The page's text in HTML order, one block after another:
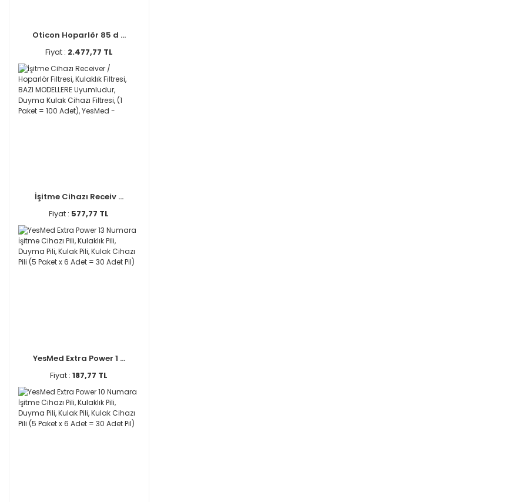
Oticon Hoparlör 85 d ...
Fiyat : 2.477,77 TL
İşitme Cihazı Receiv ...
Fiyat : 577,77 TL
YesMed Extra Power 1 ...
Fiyat :187,77 TL